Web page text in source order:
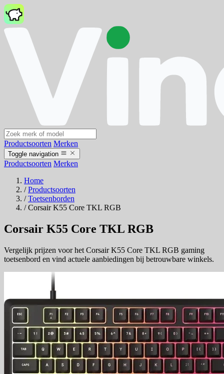
Productsoorten Merken
Toggle navigation
Productsoorten Merken
Home
/ Productsoorten
/ Toetsenborden
/ Corsair K55 Core TKL RGB
Corsair K55 Core TKL RGB
Vergelijk prijzen voor het Corsair K55 Core TKL RGB gaming
toetsenbord en vind actuele aanbiedingen bij betrouwbare winkels.